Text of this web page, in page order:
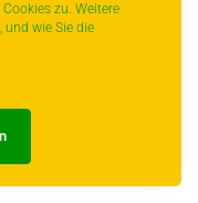
zu. Weitere
und wie Sie die
für andere Länder